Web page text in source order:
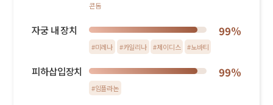
콘돔
자궁 내 장치
#미레나 #카일리나 #제이디스 #노바티
99%
피하삽입장치
#임플라논
99%